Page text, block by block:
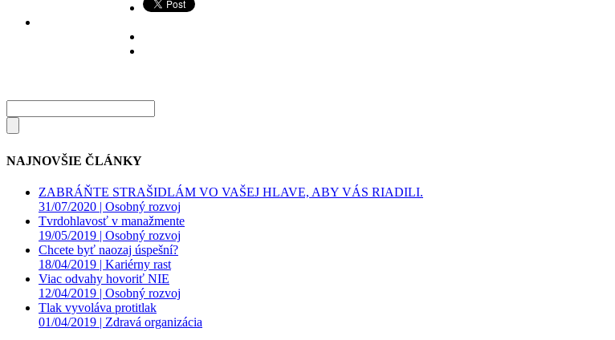
NAJNOVŠIE ČLÁNKY
ZABRÁŇTE STRAŠIDLÁM VO VAŠEJ HLAVE, ABY VÁS RIADILI.
31/07/2020 | Osobný rozvoj
Tvrdohlavosť v manažmente
19/05/2019 | Osobný rozvoj
Chcete byť naozaj úspešní?
18/04/2019 | Kariérny rast
Viac odvahy hovoriť NIE
12/04/2019 | Osobný rozvoj
Tlak vyvoláva protitlak
01/04/2019 | Zdravá organizácia